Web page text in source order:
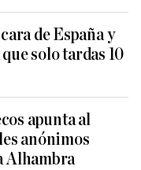
de España y
solo tardas 10
apunta al
anónimos
Alhambra